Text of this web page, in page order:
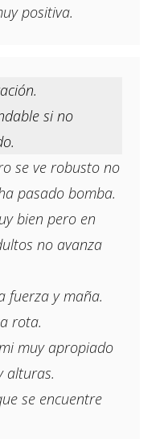
positiva.
si no
se ve robusto no
pasado bomba.
bien pero en
no avanza
fuerza y maña.
rota.
muy apropiado
alturas.
se encuentre